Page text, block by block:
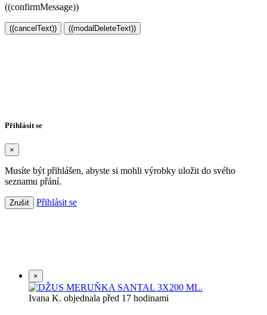
((confirmMessage))
((cancelText)) ((modalDeleteText))
Přihlásit se
×
Musíte být přihlášen, abyste si mohli výrobky uložit do svého
seznamu přání.
Zrušit Přihlásit se
×
Ivana K. objednala před 17 hodinami